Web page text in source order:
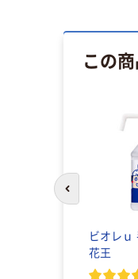
この
ビオレｕ
花王
前のスライドへ